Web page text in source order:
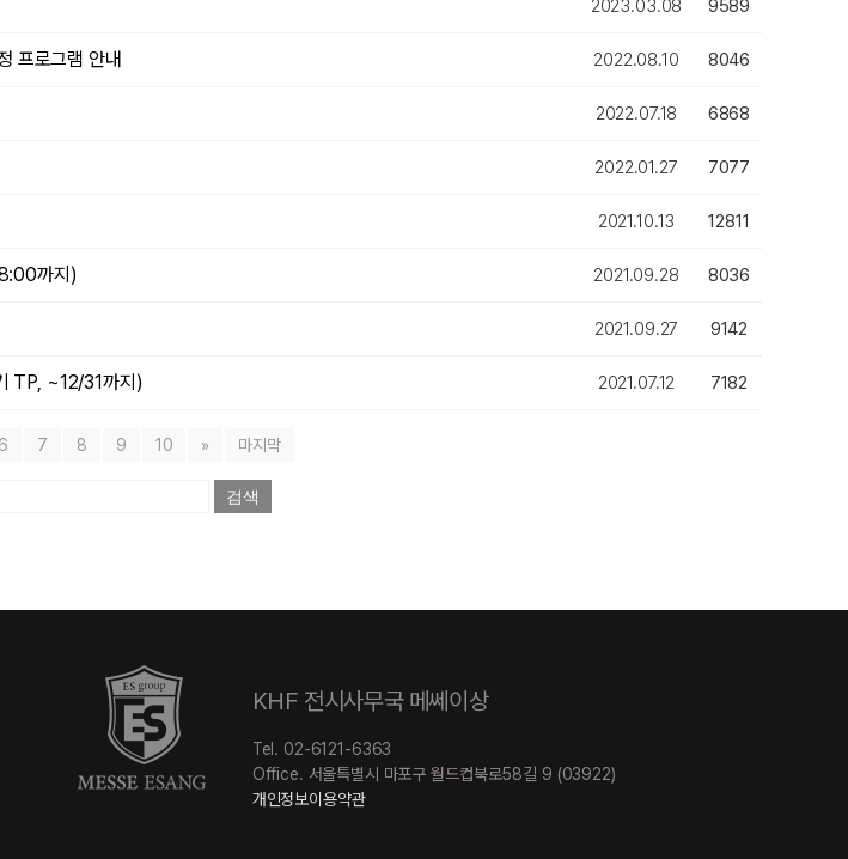
2023.03.08 9589
프로그램 안내 2022.08.10 8046
2022.07.18 6868
2022.01.27 7077
2021.10.13 12811
까지) 2021.09.28 8036
2021.09.27 9142
TP, ~12/31까지) 2021.07.12 7182
6 7 8 9 10 » 마지막
검색
KHF 전시사무국 메쎄이상
Tel. 02-6121-6363
Office. 서울특별시 마포구 월드컵북로58길 9 (03922)
개인정보이용약관